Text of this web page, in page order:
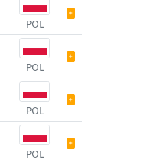
POL
POL
POL
POL